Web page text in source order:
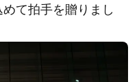
て拍手を贈りまし